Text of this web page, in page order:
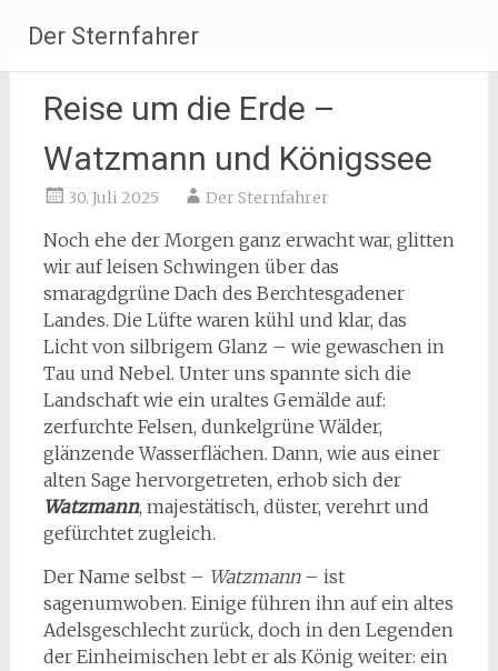
Inhalt
springen
Der Sternfahrer
Reise um die Erde –
Watzmann und Königssee
30. Juli 2025 Der Sternfahrer
Noch ehe der Morgen ganz erwacht war, glitten
wir auf leisen Schwingen über das
smaragdgrüne Dach des Berchtesgadener
Landes. Die Lüfte waren kühl und klar, das
Licht von silbrigem Glanz – wie gewaschen in
Tau und Nebel. Unter uns spannte sich die
Landschaft wie ein uraltes Gemälde auf:
zerfurchte Felsen, dunkelgrüne Wälder,
glänzende Wasserflächen. Dann, wie aus einer
alten Sage hervorgetreten, erhob sich der
Watzmann, majestätisch, düster, verehrt und
gefürchtet zugleich.
Der Name selbst – Watzmann– ist
sagenumwoben. Einige führen ihn auf ein altes
Adelsgeschlecht zurück, doch in den Legenden
der Einheimischen lebt er als König weiter: ein